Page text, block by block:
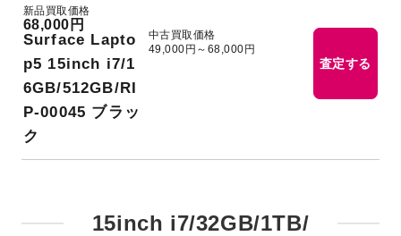
Surface Lapto
p5 15inch i7/1
6GB/512GB/RI
P-00045 ブラッ
ク
新品買取価格
68,000円
中古買取価格
49,000円～68,000円
査定する
15inch i7/32GB/1TB/